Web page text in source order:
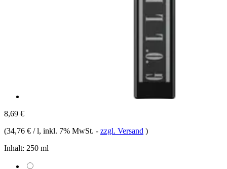
8,69 €
(34,76 € / l, inkl. 7% MwSt. - zzgl. Versand )
Inhalt: 250 ml